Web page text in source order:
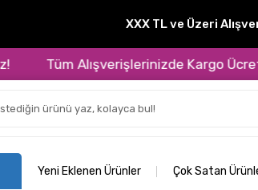
XXX TL ve Üzeri
Tüm Alışverişlerinizde Kargo Ücretsiz!
Yeni Eklenen Ürünler Çok Satan